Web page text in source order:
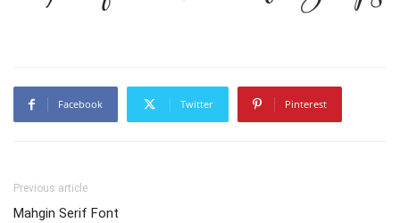
Facebook Twitter Pinterest
Previous article
Mahgin Serif Font